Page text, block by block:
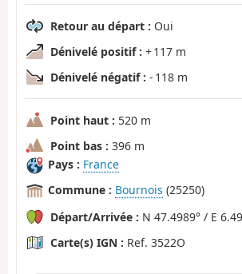
Retour au départ : Oui
Dénivelé positif : + 117 m
Dénivelé négatif : - 118 m
Point haut : 520 m
Point bas : 396 m
Pays : France
Commune : Bournois (25250)
Départ/Arrivée : N 47.4989° / E
Carte(s) IGN : Ref. 3522O